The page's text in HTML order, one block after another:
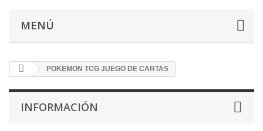
MENÚ
POKEMON TCG JUEGO DE CARTAS
INFORMACIÓN